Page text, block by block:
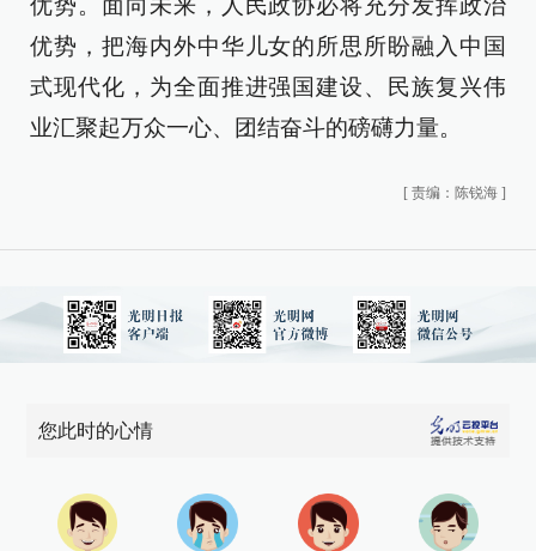
优势。面向未来，人民政协必将充分发挥政治
优势，把海内外中华儿女的所思所盼融入中国
式现代化，为全面推进强国建设、民族复兴伟
业汇聚起万众一心、团结奋斗的磅礴力量。
[ 责编：陈锐海 ]
您此时的心情